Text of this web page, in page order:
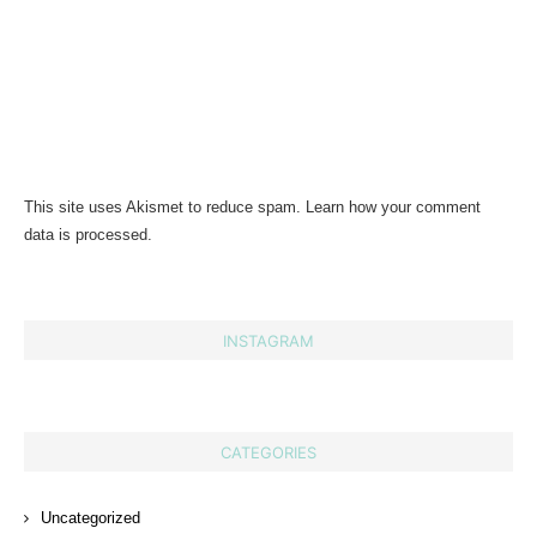
This site uses Akismet to reduce spam. Learn how your comment
data is processed.
INSTAGRAM
CATEGORIES
Uncategorized